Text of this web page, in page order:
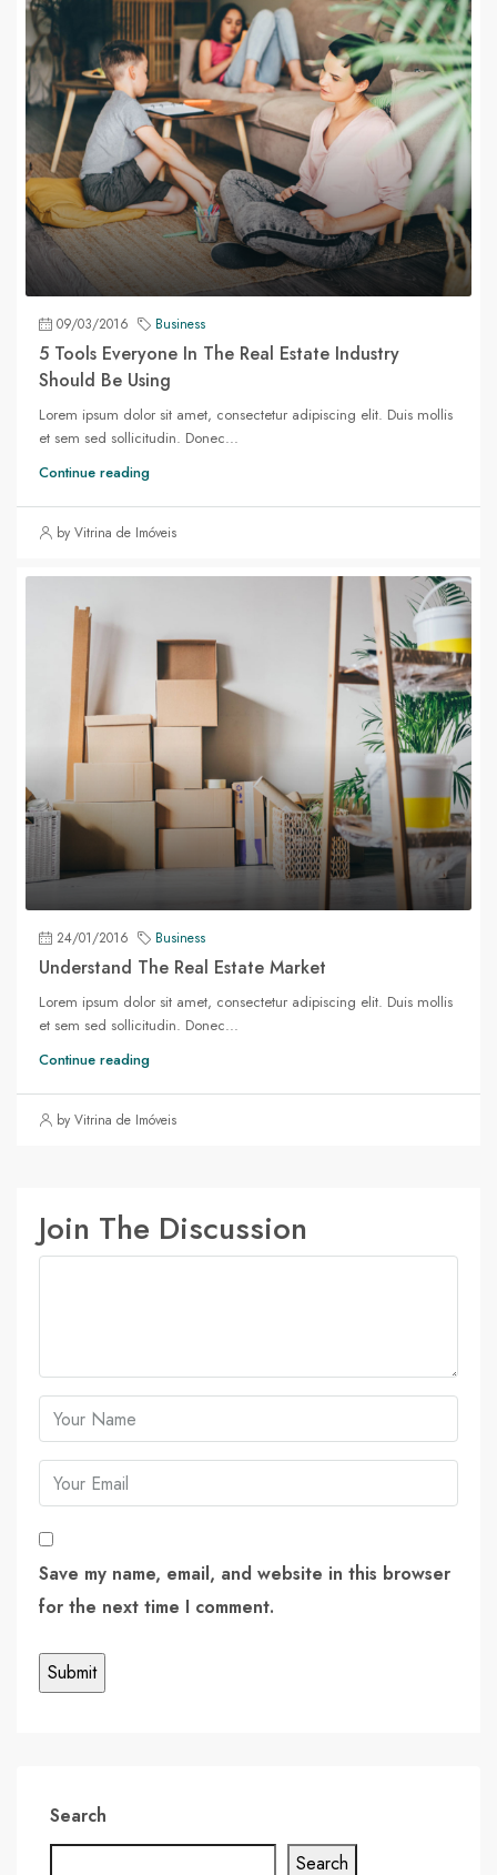
09/03/2016 Business
5 Tools Everyone In The Real Estate Industry
Should Be Using
Lorem ipsum dolor sit amet, consectetur adipiscing elit. Duis mollis
et sem sed sollicitudin. Donec...
Continue reading
by Vitrina de Imóveis
24/01/2016 Business
Understand The Real Estate Market
Lorem ipsum dolor sit amet, consectetur adipiscing elit. Duis mollis
et sem sed sollicitudin. Donec...
Continue reading
by Vitrina de Imóveis
Join The Discussion
Save my name, email, and website in this browser
for the next time I comment.
Search
Search